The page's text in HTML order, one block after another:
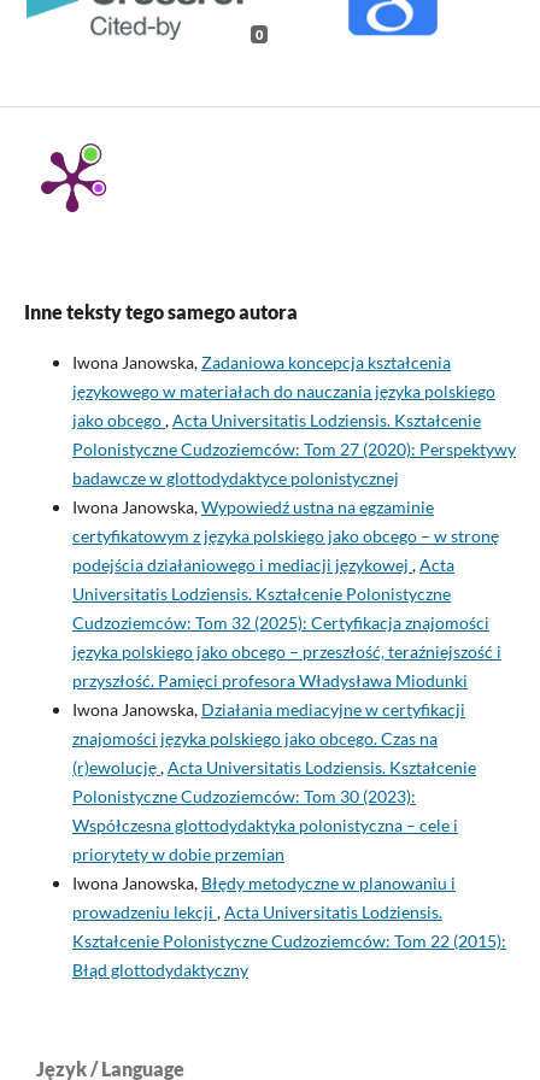
0
Inne teksty tego samego autora
Iwona Janowska,Zadaniowa koncepcja kształcenia
językowego w materiałach do nauczania języka polskiego
jako obcego,Acta Universitatis Lodziensis. Kształcenie
Polonistyczne Cudzoziemców: Tom 27 (2020): Perspektywy
badawcze w glottodydaktyce polonistycznej
Iwona Janowska,Wypowiedź ustna na egzaminie
certyfikatowym z języka polskiego jako obcego – w stronę
podejścia działaniowego i mediacji językowej ,Acta
Universitatis Lodziensis. Kształcenie Polonistyczne
Cudzoziemców: Tom 32 (2025): Certyfikacja znajomości
języka polskiego jako obcego – przeszłość, teraźniejszość i
przyszłość. Pamięci profesora Władysława Miodunki
Iwona Janowska, Działania mediacyjne w certyfikacji
znajomości języka polskiego jako obcego. Czas na
(r)ewolucję,Acta Universitatis Lodziensis. Kształcenie
Polonistyczne Cudzoziemców: Tom 30 (2023):
Współczesna glottodydaktyka polonistyczna – cele i
priorytety w dobie przemian
Iwona Janowska, Błędy metodyczne w planowaniu i
prowadzeniu lekcji ,Acta Universitatis Lodziensis.
Kształcenie Polonistyczne Cudzoziemców: Tom 22 (2015):
Błąd glottodydaktyczny
Język / Language